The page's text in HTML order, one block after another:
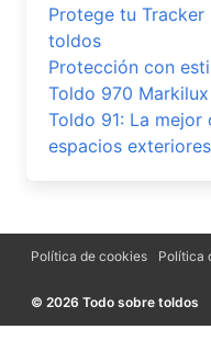
Protege tu
toldos
Protección con
Toldo 970 Markilux
Toldo 91: La
espacios exteriores
Política de cookies Política
© 2026 Todo sobre toldos